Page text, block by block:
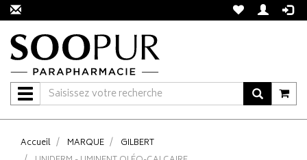
Navigation
Accueil MARQUE
GILBERT